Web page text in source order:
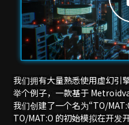
我们拥有大量熟悉使用虚幻引
举个例子，一款基于
我们创建了一个名为“TO/
TO/MAT:O 的初始模拟在开发